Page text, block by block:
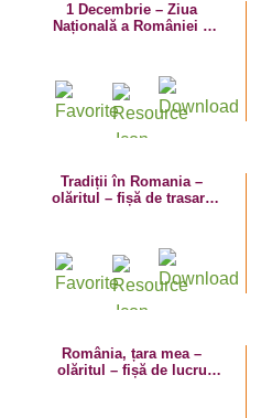
1 Decembrie – Ziua
Națională a României –
Tradiții în Romania –
olăritul – fișă de trasare
România, țara mea –
olăritul – fișă de lucru